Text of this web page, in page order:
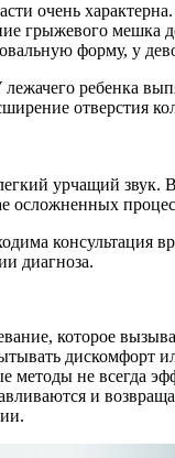
очень
грыжевого
форму, у
ребенка
отверстия
урчащий
осложненных
консультация
диагноза.
которое
дискомфорт
методы не
и